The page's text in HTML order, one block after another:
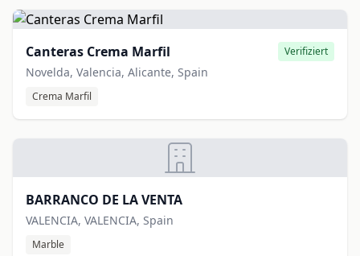
Canteras Crema Marfil Verifiziert
Novelda, Valencia, Alicante, Spain
Crema Marfil
BARRANCO DE LA VENTA
VALENCIA, VALENCIA, Spain
Marble